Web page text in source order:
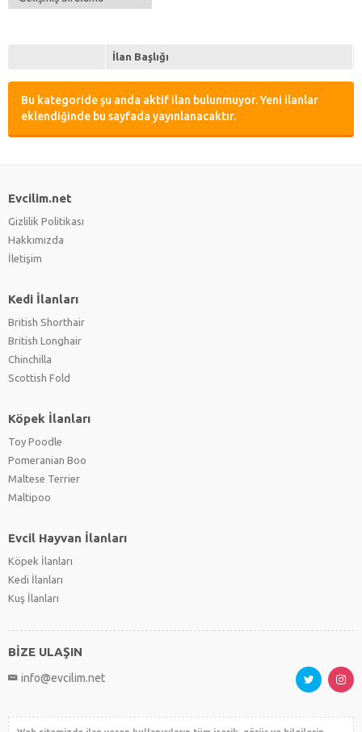
İlan Başlığı
Bu kategoride şu anda aktif ilan bulunmuyor. Yeni ilanlar
eklendiğinde bu sayfada yayınlanacaktır.
Evcilim.net
Gizlilik Politikası
Hakkımızda
İletişim
Kedi İlanları
British Shorthair
British Longhair
Chinchilla
Scottish Fold
Köpek İlanları
Toy Poodle
Pomeranian Boo
Maltese Terrier
Maltipoo
Evcil Hayvan İlanları
Köpek İlanları
Kedi İlanları
Kuş İlanları
BİZE ULAŞIN
info@evcilim.net